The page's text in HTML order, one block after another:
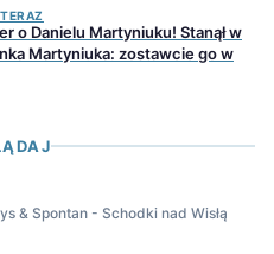
o Danielu Martyniuku! Stanął w
Martyniuka: zostawcie go w
& Spontan - Schodki nad Wisłą